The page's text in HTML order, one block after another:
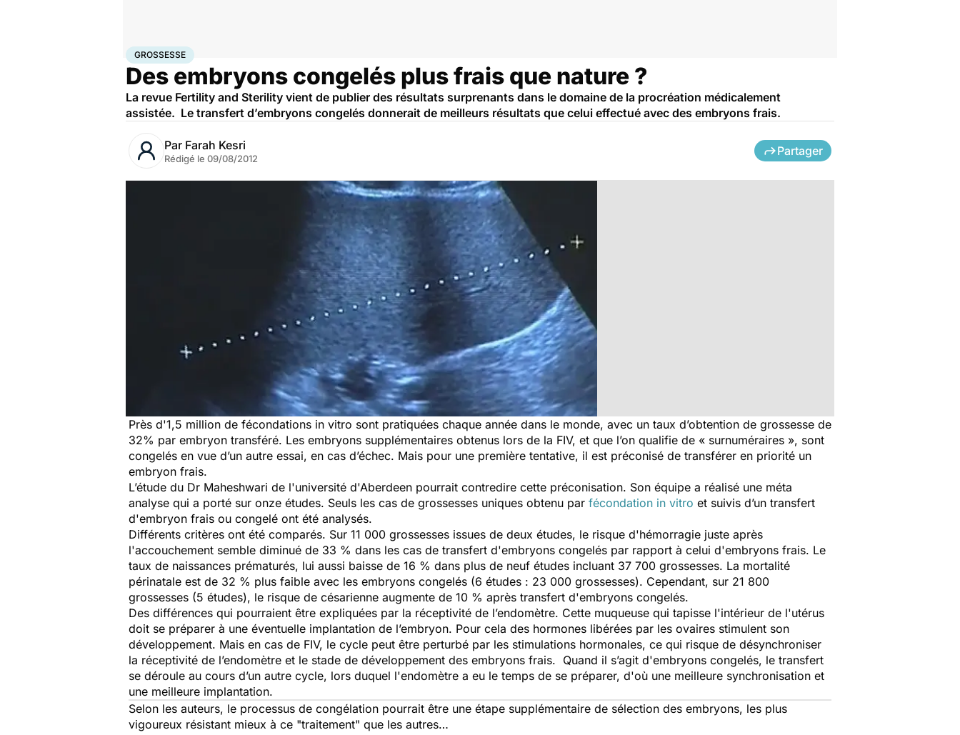
AccueilFamilleProcréation
GROSSESSE
Des embryons congelés plus frais que nature ?
La revue Fertility and Sterility vient de publier des résultats surprenants dans le domaine de la procréation médicalement
assistée. Le transfert d’embryons congelés donnerait de meilleurs résultats que celui effectué avec des embryons frais.
Par Farah Kesri
Rédigé le 09/08/2012
Partager
Près d'1,5 million de fécondations in vitro sont pratiquées chaque année dans le monde, avec un taux d’obtention de grossesse de
32% par embryon transféré. Les embryons supplémentaires obtenus lors de la FIV, et que l’on qualifie de « surnuméraires », sont
congelés en vue d’un autre essai, en cas d’échec. Mais pour une première tentative, il est préconisé de transférer en priorité un
embryon frais.
L’étude du Dr Maheshwari de l'université d'Aberdeen pourrait contredire cette préconisation. Son équipe a réalisé une méta
analyse qui a porté sur onze études. Seuls les cas de grossesses uniques obtenu par fécondation in vitro et suivis d’un transfert
d'embryon frais ou congelé ont été analysés.
Différents critères ont été comparés. Sur 11 000 grossesses issues de deux études, le risque d'hémorragie juste après
l'accouchement semble diminué de 33 % dans les cas de transfert d'embryons congelés par rapport à celui d'embryons frais. Le
taux de naissances prématurés, lui aussi baisse de 16 % dans plus de neuf études incluant 37 700 grossesses. La mortalité
périnatale est de 32 % plus faible avec les embryons congelés (6 études : 23 000 grossesses). Cependant, sur 21 800
grossesses (5 études), le risque de césarienne augmente de 10 % après transfert d'embryons congelés.
Des différences qui pourraient être expliquées par la réceptivité de l’endomètre. Cette muqueuse qui tapisse l'intérieur de l'utérus
doit se préparer à une éventuelle implantation de l’embryon. Pour cela des hormones libérées par les ovaires stimulent son
développement. Mais en cas de FIV, le cycle peut être perturbé par les stimulations hormonales, ce qui risque de désynchroniser
la réceptivité de l’endomètre et le stade de développement des embryons frais. Quand il s’agit d'embryons congelés, le transfert
se déroule au cours d’un autre cycle, lors duquel l'endomètre a eu le temps de se préparer, d'où une meilleure synchronisation et
une meilleure implantation.
Selon les auteurs, le processus de congélation pourrait être une étape supplémentaire de sélection des embryons, les plus
vigoureux résistant mieux à ce "traitement" que les autres…